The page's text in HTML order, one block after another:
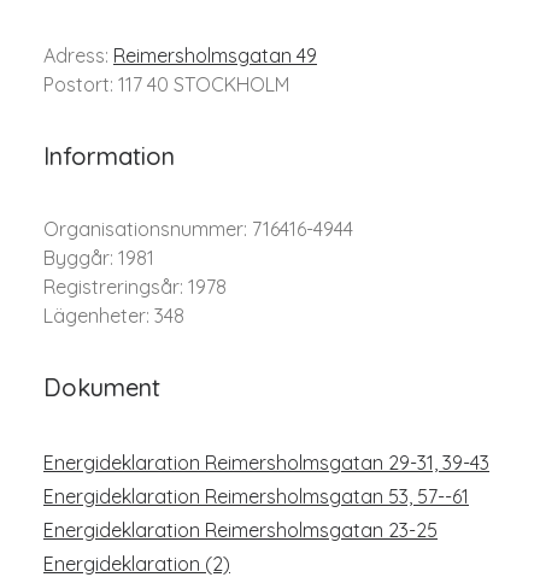
Adress: Reimersholmsgatan 49
Postort: 117 40 STOCKHOLM
Information
Organisationsnummer: 716416-4944
Byggår: 1981
Registreringsår: 1978
Lägenheter: 348
Dokument
Energideklaration Reimersholmsgatan 29-31, 39-43
Energideklaration Reimersholmsgatan 53, 57--61
Energideklaration Reimersholmsgatan 23-25
Energideklaration (2)